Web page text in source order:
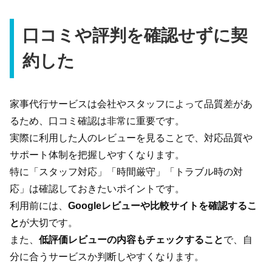
口コミや評判を確認せずに契
約した
家事代行サービスは会社やスタッフによって品質差があ
るため、口コミ確認は非常に重要です。
実際に利用した人のレビューを見ることで、対応品質や
サポート体制を把握しやすくなります。
特に「スタッフ対応」「時間厳守」「トラブル時の対
応」は確認しておきたいポイントです。
利用前には、Googleレビューや比較サイトを確認するこ
とが大切です。
また、低評価レビューの内容もチェックすることで、自
分に合うサービスか判断しやすくなります。